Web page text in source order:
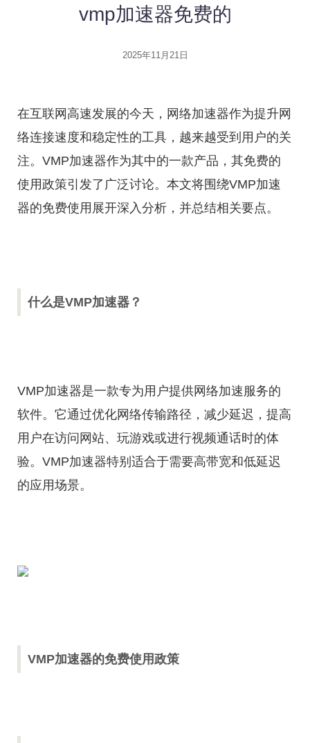
vmp加速器免费的
2025年11月21日
在互联网高速发展的今天，网络加速器作为提升网
络连接速度和稳定性的工具，越来越受到用户的关
注。VMP加速器作为其中的一款产品，其免费的
使用政策引发了广泛讨论。本文将围绕VMP加速
器的免费使用展开深入分析，并总结相关要点。
什么是VMP加速器？
VMP加速器是一款专为用户提供网络加速服务的
软件。它通过优化网络传输路径，减少延迟，提高
用户在访问网站、玩游戏或进行视频通话时的体
验。VMP加速器特别适合于需要高带宽和低延迟
的应用场景。
VMP加速器的免费使用政策